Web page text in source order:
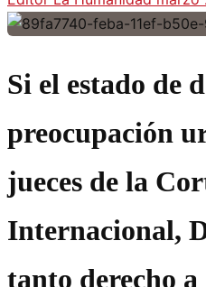
Si el estado de
preocupación
jueces de la
Internacional,
tanto derecho